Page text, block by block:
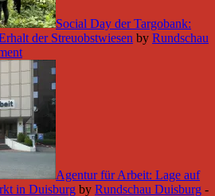
Social Day der Targobank:
der Streuobstwiesen by Rundschau
Agentur für Arbeit: Lage auf
in Duisburg by Rundschau Duisburg -